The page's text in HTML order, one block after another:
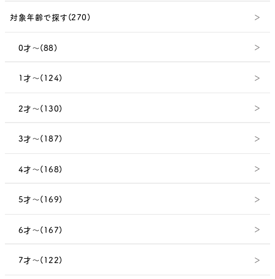
対象年齢で探す(270)
0才～(88)
1才～(124)
2才～(130)
3才～(187)
4才～(168)
5才～(169)
6才～(167)
7才～(122)